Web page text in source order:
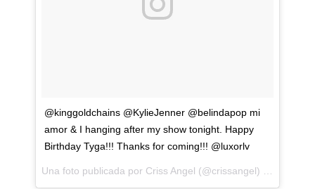
@kinggoldchains @KylieJenner @belindapop mi
amor & I hanging after my show tonight. Happy
Birthday Tyga!!! Thanks for coming!!! @luxorlv